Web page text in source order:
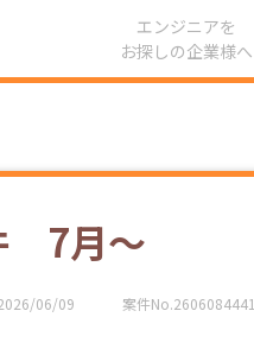
エンジニアを
お探しの企業様へ
7月～
06/09 案件No.2606084441